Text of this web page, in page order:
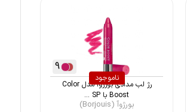
9
ناموجود
رژ لب مدادی بورژوآ مدل Color
Boost با SP ...
بورژوآ (Borjouis)